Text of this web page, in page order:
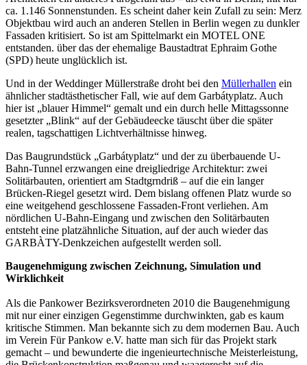
ca. 1.146 Sonnenstunden. Es scheint daher kein Zufall zu sein: Merz
Objektbau wird auch an anderen Stellen in Berlin wegen zu dunkler
Fassaden kritisiert. So ist am Spittelmarkt ein MOTEL ONE
entstanden. über das der ehemalige Baustadtrat Ephraim Gothe
(SPD) heute unglücklich ist.
Und in der Weddinger Müllerstraße droht bei den Müllerhallen ein
ähnlicher stadtästhetischer Fall, wie auf dem Garbátyplatz. Auch
hier ist „blauer Himmel“ gemalt und ein durch helle Mittagssonne
gesetzter „Blink“ auf der Gebäudeecke täuscht über die später
realen, tagschattigen Lichtverhältnisse hinweg.
Das Baugrundstück „Garbátyplatz“ und der zu überbauende U-
Bahn-Tunnel erzwangen eine dreigliedrige Architektur: zwei
Solitärbauten, orientiert am Stadtgrndriß – auf die ein langer
Brücken-Riegel gesetzt wird. Dem bislang offenen Platz wurde so
eine weitgehend geschlossene Fassaden-Front verliehen. Am
nördlichen U-Bahn-Eingang und zwischen den Solitärbauten
entsteht eine platzähnliche Situation, auf der auch wieder das
GARBÀTY-Denkzeichen aufgestellt werden soll.
Baugenehmigung zwischen Zeichnung, Simulation und
Wirklichkeit
Als die Pankower Bezirksverordneten 2010 die Baugenehmigung
mit nur einer einzigen Gegenstimme durchwinkten, gab es kaum
kritische Stimmen. Man bekannte sich zu dem modernen Bau. Auch
im Verein Für Pankow e.V. hatte man sich für das Projekt stark
gemacht – und bewunderte die ingenieurtechnische Meisterleistung,